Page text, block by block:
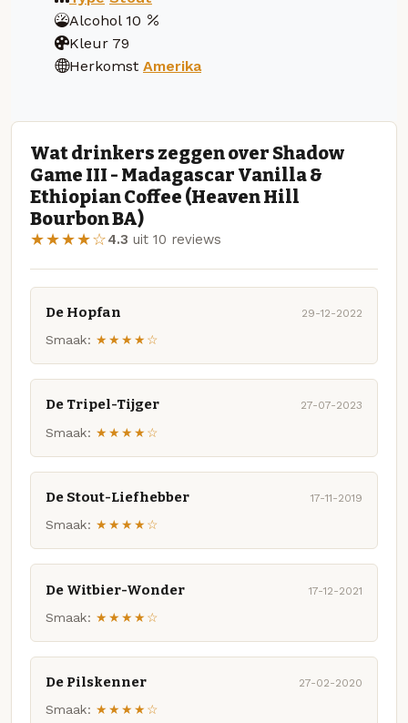
Alcohol 10
Kleur 79
Herkomst Amerika
Wat drinkers zeggen over Shadow
Game III - Madagascar Vanilla &
Ethiopian Coffee (Heaven Hill
Bourbon BA)
★★★★☆4.3 uit 10 reviews
De Hopfan 29-12-2022
Smaak: ★★★★☆
De Tripel-Tijger 27-07-2023
Smaak: ★★★★☆
De Stout-Liefhebber 17-11-2019
Smaak: ★★★★☆
De Witbier-Wonder 17-12-2021
Smaak: ★★★★☆
De Pilskenner 27-02-2020
Smaak: ★★★★☆